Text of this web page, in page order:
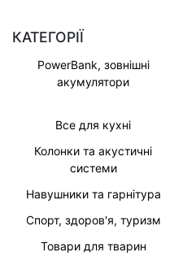
КАТЕГОРІЇ
PowerBank, зовнішні
акумулятори
Все для кухні
Колонки та акустичні
системи
Навушники та гарнітура
Спорт, здоров'я, туризм
Товари для тварин